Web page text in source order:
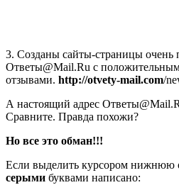
3. Созданы сайты-страницы очень
Ответы@Mail.Ru с
отзывами. http://otvety-mail.com/
А настоящий адрес
Сравните. Правда похожи?
Но все это обман!!!
Если выделить курсором нижнюю
серыми буквами написано: